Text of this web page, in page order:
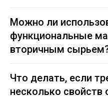
Можно ли
функциональные
вторичным
Что делать, если
несколько свойств